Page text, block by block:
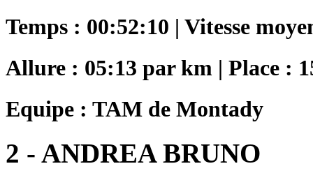
Temps : 00:52:10 | Vitesse
Allure : 05:13 par km | Place :
Equipe : TAM de Montady
2 - ANDREA BRUNO